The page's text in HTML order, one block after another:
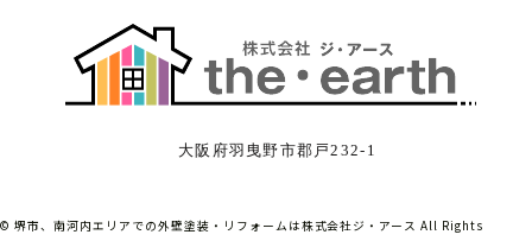
大阪府羽曳野市郡戸232-1
© 堺市、南河内エリアでの外壁塗装・リフォームは株式会社ジ・アース All Rights